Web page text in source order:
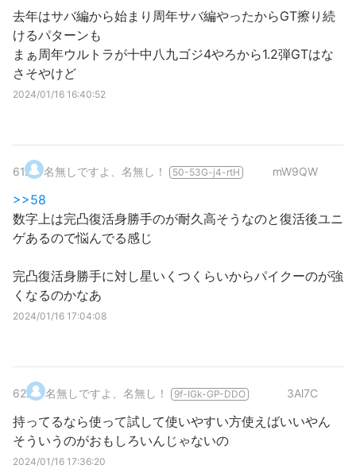
去年はサバ編から始まり周年サバ編やったからGT擦り続
けるパターンも
まぁ周年ウルトラが十中八九ゴジ4やろから1.2弾GTはな
さそやけど
2024/01/16 16:40:52
61. 名無しですよ、名無し！ 50-53G-j4-rtH mW9QW
>>58
数字上は完凸復活身勝手のが耐久高そうなのと復活後ユニ
ゲあるので悩んでる感じ
完凸復活身勝手に対し星いくつくらいからパイクーのが強
くなるのかなあ
2024/01/16 17:04:08
62. 名無しですよ、名無し！ 9f-IGk-GP-DDO 3Al7C
持ってるなら使って試して使いやすい方使えばいいやん
そういうのがおもしろいんじゃないの
2024/01/16 17:36:20